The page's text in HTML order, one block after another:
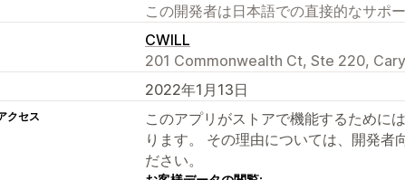
この開発者は日本語での直接的なサポ
CWILL
201 Commonwealth Ct, Ste 220,
2022年1月13日
クセス
このアプリがストアで機能するために
ります。 その理由については、開発者
ださい。